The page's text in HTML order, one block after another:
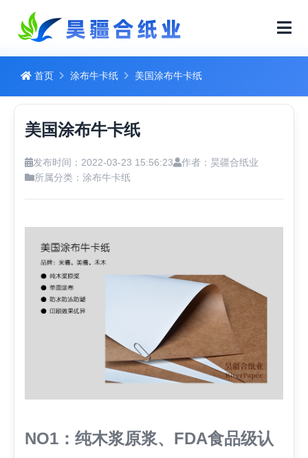
首页 涂布牛卡纸 美国涂布牛卡纸
美国涂布牛卡纸
发布时间：2022-03-23 15:56:23
作者：昊疆合纸业
所属分类： 涂布牛卡纸
NO1：纯木浆原浆、FDA食品级认